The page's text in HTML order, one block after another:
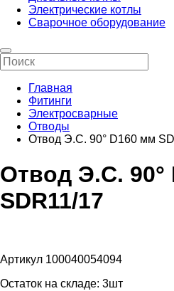
Электрические котлы
Сварочное оборудование
Главная
Фитинги
Электросварные
Отводы
Отвод Э.С. 90° D160 мм
Отвод Э.С. 90°
SDR11/17
Артикул 100040054094
Остаток на складе: 3шт